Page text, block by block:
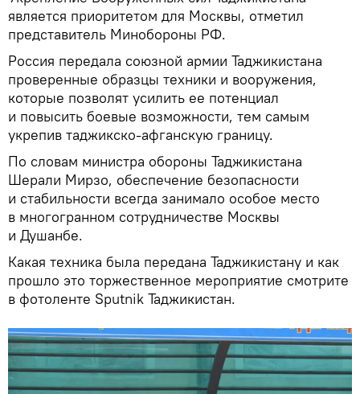
является приоритетом для Москвы, отметил
представитель Минобороны РФ.
Россия передала союзной армии Таджикистана
проверенные образцы техники и вооружения,
которые позволят усилить ее потенциал
и повысить боевые возможности, тем самым
укрепив таджикско-афганскую границу.
По словам министра обороны Таджикистана
Шерали Мирзо, обеспечение безопасности
и стабильности всегда занимало особое место
в многогранном сотрудничестве Москвы
и Душанбе.
Какая техника была передана Таджикистану и как
прошло это торжественное мероприятие смотрите
в фотоленте Sputnik Таджикистан.